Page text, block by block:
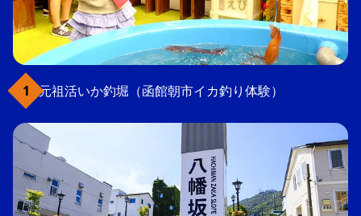
元祖活いか釣堀（函館朝市イカ釣り体験）